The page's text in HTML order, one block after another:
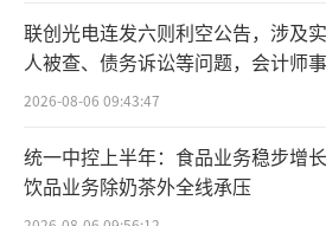
截至目前，东方甄选与
此事作出回应。
因主播发表不当言论，
入争议。7月底以来，因与
手”，东方甄选更是陷入了
联创光电连发六则利空公告，涉及
人被查、债务诉讼等问题，会计师
所曾出具“保留意见”
2026-08-06 09:43:47
统一中控上半年：食品业务稳步增长
饮品业务除奶茶外全线承压